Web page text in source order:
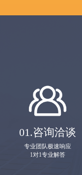
01.咨询洽谈
专业团队极速响应
1对1专业解答